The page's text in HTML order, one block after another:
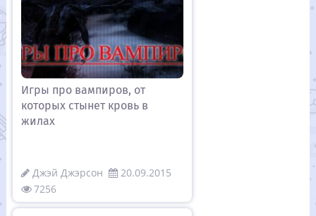
Игры про вампиров, от
которых стынет кровь в
жилах
Джэй Джэрсон
20.09.2015
7256